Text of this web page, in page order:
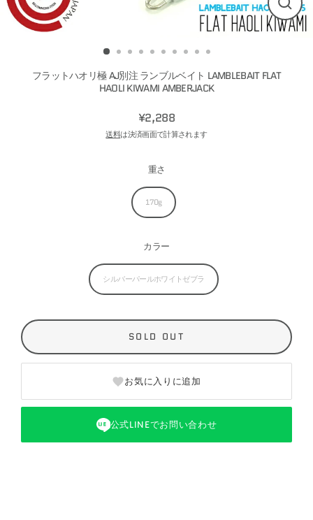
フラットハオリ極 AJ別注 ランブルベイト LAMBLEBAIT FLAT
HAOLI KIWAMI AMBERJACK
Regular
price
¥2,288
送料は決済画面で計算されます
重さ
170g
カラー
シルバーパールホワイトゼブラ
SOLD OUT
お気に入りに追加
公式LINEでお問い合わせ